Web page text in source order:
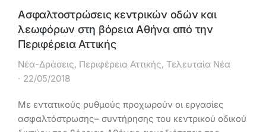
Ασφαλτοστρώσεις κεντρικών οδών και
λεωφόρων στη βόρεια Αθήνα από την
Περιφέρεια Αττικής
Νέα-Δράσεις, Περιφέρεια Αττικής, Τελευταία Νέα
22/05/2018
Με εντατικούς ρυθμούς προχωρούν οι εργασίες
ασφαλτόστρωσης– συντήρησης του κεντρικού οδικού